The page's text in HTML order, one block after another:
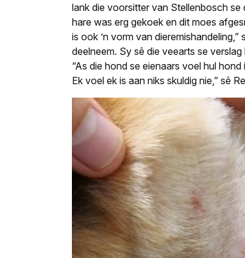
lank die voorsitter van Stellenbosch se
hare was erg gekoek en dit moes
is ook ’n vorm van
deelneem. Sy sê die veearts se
“As die hond se eienaars voel hul hond
Ek voel ek is aan niks skuldig nie,” sê